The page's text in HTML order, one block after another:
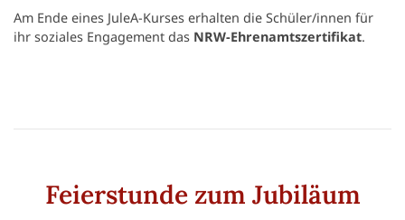
Am Ende eines JuleA-Kurses erhalten die Schüler/innen für
ihr soziales Engagement das NRW-Ehrenamtszertifikat.
Feierstunde zum Jubiläum